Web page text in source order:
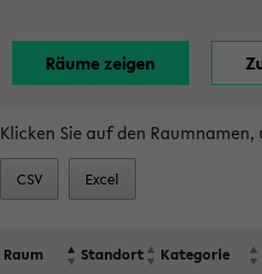
Klicken Sie auf den
CSV Excel
Raum Standort Kategorie